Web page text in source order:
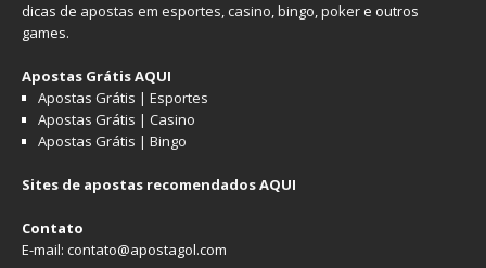
dicas de apostas em esportes,casino,bingo,pokere outros
games.
Apostas Grátis AQUI
Apostas Grátis | Esportes
Apostas Grátis | Casino
Apostas Grátis | Bingo
Sites de apostas recomendados AQUI
Contato
E-mail: contato@apostagol.com